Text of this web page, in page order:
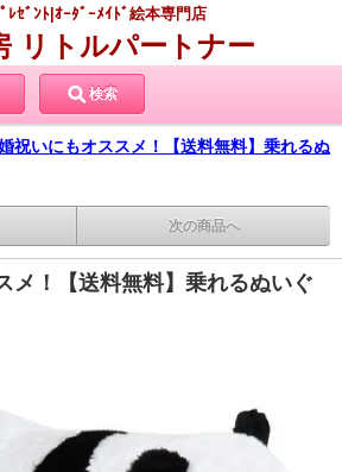
ﾚｾﾞﾝﾄ|ｵｰﾀﾞｰﾒｲﾄﾞ絵本専門店
リトルパートナー
検索
祝いにもオススメ！【送料無料】乗れるぬ
次の商品へ
メ！【送料無料】乗れるぬいぐ